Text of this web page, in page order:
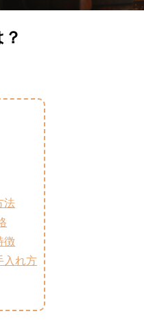
法
徴
入れ方